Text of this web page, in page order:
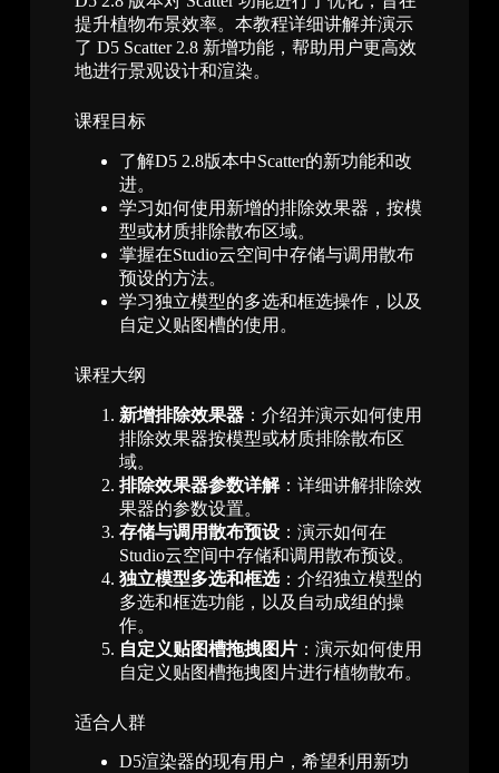
提升植物布景效率。本教程详细讲解并演示
了 D5 Scatter 2.8 新增功能，帮助用户更高效
地进行景观设计和渲染。
课程目标
了解D5 2.8版本中Scatter的新功能和改
进。
学习如何使用新增的排除效果器，按模
型或材质排除散布区域。
掌握在Studio云空间中存储与调用散布
预设的方法。
学习独立模型的多选和框选操作，以及
自定义贴图槽的使用。
课程大纲
新增排除效果器：介绍并演示如何使用
排除效果器按模型或材质排除散布区
域。
排除效果器参数详解：详细讲解排除效
果器的参数设置。
存储与调用散布预设：演示如何在
Studio云空间中存储和调用散布预设。
独立模型多选和框选：介绍独立模型的
多选和框选功能，以及自动成组的操
作。
自定义贴图槽拖拽图片：演示如何使用
自定义贴图槽拖拽图片进行植物散布。
适合人群
D5渲染器的现有用户，希望利用新功